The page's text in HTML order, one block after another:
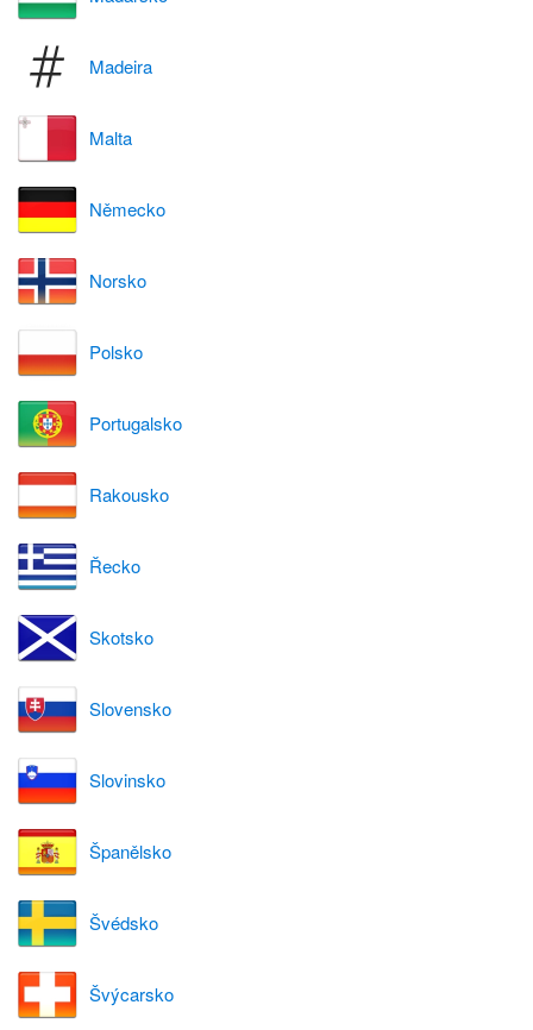
Madeira
Malta
Německo
Norsko
Polsko
Portugalsko
Rakousko
Řecko
Skotsko
Slovensko
Slovinsko
Španělsko
Švédsko
Švýcarsko